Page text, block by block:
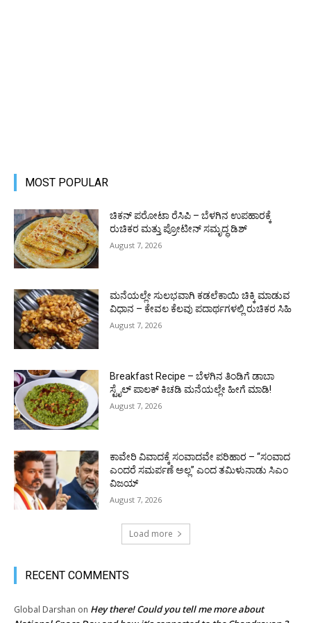
MOST POPULAR
ಚಿಕನ್ ಪರೋಟಾ ರೆಸಿಪಿ – ಬೆಳಗಿನ ಉಪಹಾರಕ್ಕೆ
ರುಚಿಕರ ಮತ್ತು ಪ್ರೋಟೀನ್‌ ಸಮೃದ್ಧ ಡಿಶ್
August 7, 2026
ಮನೆಯಲ್ಲೇ ಸುಲಭವಾಗಿ ಕಡಲೆಕಾಯಿ ಚಿಕ್ಕಿ ಮಾಡುವ
ವಿಧಾನ – ಕೇವಲ ಕೆಲವು ಪದಾರ್ಥಗಳಲ್ಲಿ ರುಚಿಕರ ಸಿಹಿ
August 7, 2026
Breakfast Recipe – ಬೆಳಗಿನ ತಿಂಡಿಗೆ ಡಾಬಾ
ಸ್ಟೈಲ್ ಪಾಲಕ್ ಕಿಚಡಿ ಮನೆಯಲ್ಲೇ ಹೀಗೆ ಮಾಡಿ!
August 7, 2026
ಕಾವೇರಿ ವಿವಾದಕ್ಕೆ ಸಂವಾದವೇ ಪರಿಹಾರ – “ಸಂವಾದ
ಎಂದರೆ ಸಮರ್ಪಣೆ ಅಲ್ಲ” ಎಂದ ತಮಿಳುನಾಡು ಸಿಎಂ
ವಿಜಯ್
August 7, 2026
Load more
RECENT COMMENTS
Global Darshan on Hey there! Could you tell me more about